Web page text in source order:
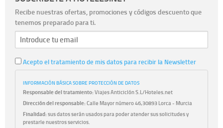
Recibe nuestras ofertas, promociones y códigos descuento que
tenemos preparado para ti.
Acepto el tratamiento de mis datos para recibir la Newsletter
INFORMACIÓN BÁSICA SOBRE PROTECCIÓN DE DATOS
Responsable del tratamiento:Viajes Anticiclón S.L/Hoteles.net
Dirección del responsable:Calle Mayor número 46,30893 Lorca - Murcia
Finalidad:sus datos serán usados para poder atender sus solicitudes y
prestarle nuestros servicios.